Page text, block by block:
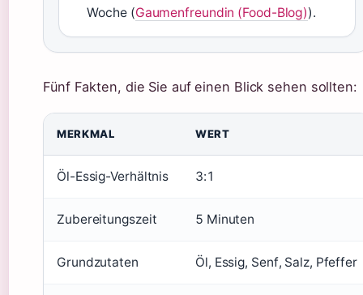
Woche (Gaumenfreundin (Food-Blog)).
Fünf Fakten, die Sie auf einen Blick sehen sollten:
MERKMAL WERT
Öl-Essig-Verhältnis 3:1
Zubereitungszeit 5 Minuten
Grundzutaten Öl, Essig, Senf, Salz, Pfeffer